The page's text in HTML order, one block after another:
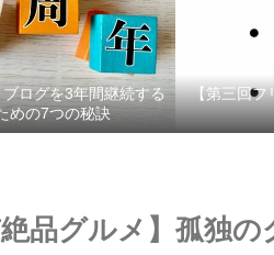
ログを3年間継続する
めの7つの秘訣
【第三回フ
絶品グルメ】孤独